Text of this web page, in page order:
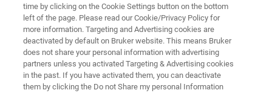
采访 Brigitte Kieffer
阿片受体是对决定人的情绪起关键作用的因素之一。您能
time by clicking on the Cookie Settings button on the bottom
left of the page. Please read our Cookie/Privacy Policy for
more information. Targeting and Advertising cookies are
deactivated by default on Bruker website. This means Bruker
does not share your personal information with advertising
partners unless you activated Targeting & Advertising cookies
in the past. If you have activated them, you can deactivate
them by clicking the Do not Share my personal Information